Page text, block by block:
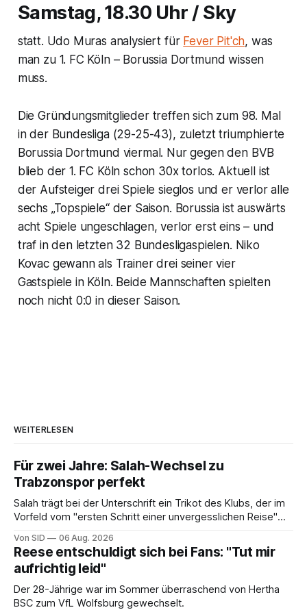
Samstag, 18.30 Uhr / Sky
statt. Udo Muras analysiert für Fever Pit'ch, was
man zu 1. FC Köln – Borussia Dortmund wissen
muss.
Die Gründungsmitglieder treffen sich zum 98. Mal
in der Bundesliga (29-25-43), zuletzt triumphierte
Borussia Dortmund viermal. Nur gegen den BVB
blieb der 1. FC Köln schon 30x torlos. Aktuell ist
der Aufsteiger drei Spiele sieglos und er verlor alle
sechs „Topspiele“ der Saison. Borussia ist auswärts
acht Spiele ungeschlagen, verlor erst eins – und
traf in den letzten 32 Bundesligaspielen. Niko
Kovac gewann als Trainer drei seiner vier
Gastspiele in Köln. Beide Mannschaften spielten
noch nicht 0:0 in dieser Saison.
WEITERLESEN
Für zwei Jahre: Salah-Wechsel zu
Trabzonspor perfekt
Salah trägt bei der Unterschrift ein Trikot des Klubs, der im
Vorfeld vom "ersten Schritt einer unvergesslichen Reise"
Von SID 06 Aug. 2026
Reese entschuldigt sich bei Fans: "Tut mir
aufrichtig leid"
Der 28-Jährige war im Sommer überraschend von Hertha
BSC zum VfL Wolfsburg gewechselt.